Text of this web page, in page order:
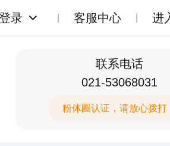
录 客服中心 进
联系电话
021-53068031
粉体圈认证，请放心拨打